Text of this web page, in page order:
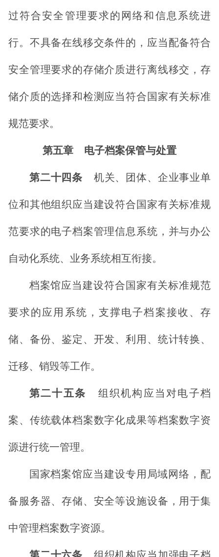
过符合安全管理要求的网络和信息系统进
行。不具备在线移交条件的，应当配备符合
安全管理要求的存储介质进行离线移交，存
储介质的选择和检测应当符合国家有关标准
规范要求。
第五章 电子档案保管与处置
第二十四条 机关、团体、企业事业单
位和其他组织应当建设符合国家有关标准规
范要求的电子档案管理信息系统，并与办公
自动化系统、业务系统相互衔接。
档案馆应当建设符合国家有关标准规范
要求的应用系统，支撑电子档案接收、存
储、备份、鉴定、开发、利用、统计转换、
迁移、销毁等工作。
第二十五条 组织机构应当对电子档
案、传统载体档案数字化成果等档案数字资
源进行统一管理。
国家档案馆应当建设专用局域网络，配
备服务器、存储、安全等设施设备，用于集
中管理档案数字资源。